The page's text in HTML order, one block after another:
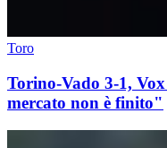
Toro
Torino-Vado 3-1,
mercato non è finito"